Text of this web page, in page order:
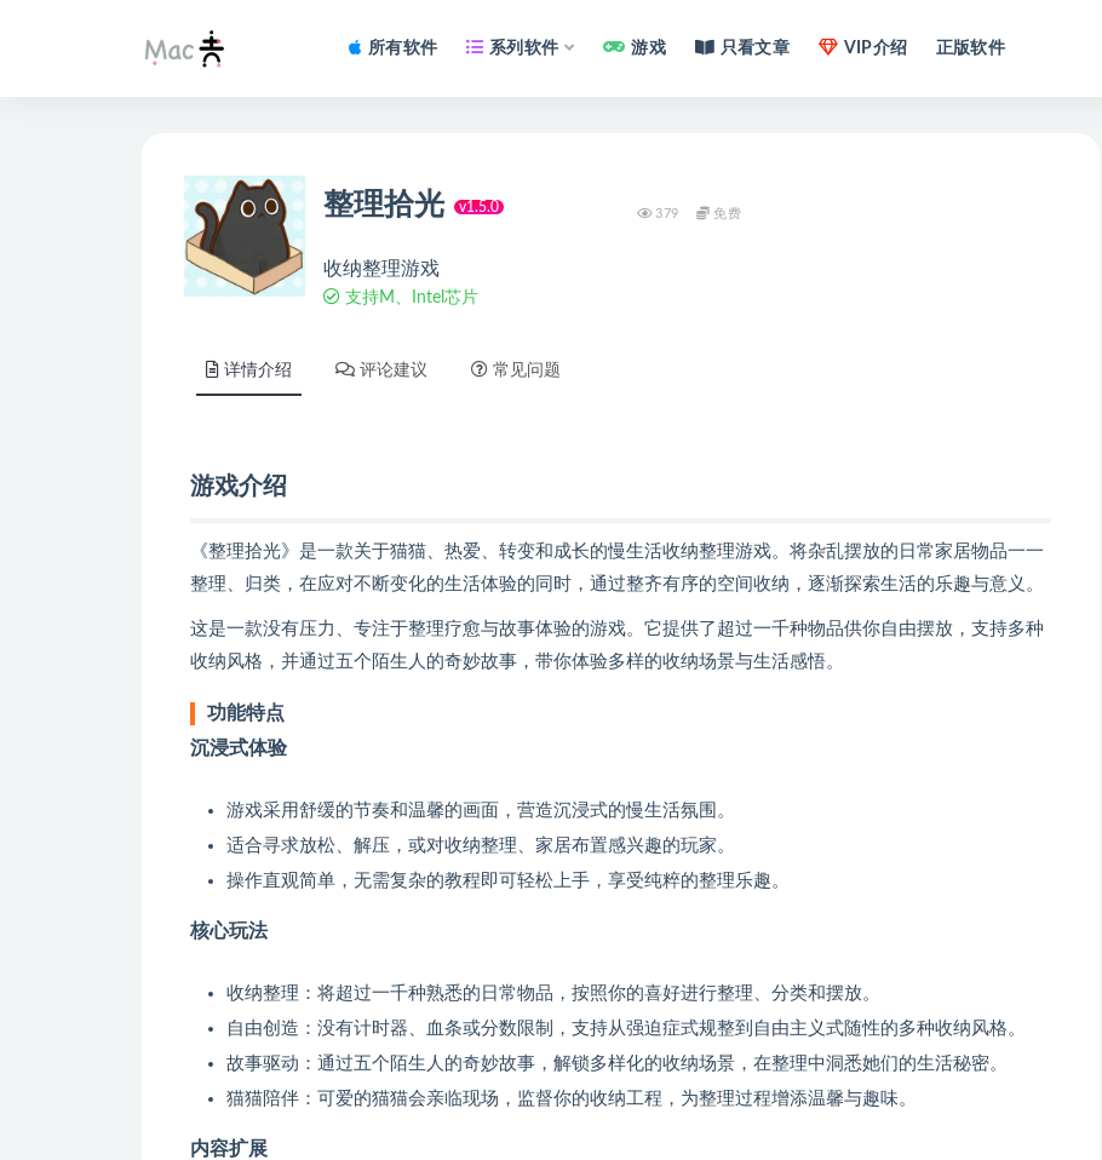
所有软件 系列软件 游戏 只看文章 VIP介绍 正版软件
整理拾光 v1.5.0
收纳整理游戏
支持M、Intel芯片
379 免费
详情介绍 评论建议 常见问题
游戏介绍
《整理拾光》是一款关于猫猫、热爱、转变和成长的慢生活收纳整理游戏。将杂乱摆放的日常家居物品一一
整理、归类，在应对不断变化的生活体验的同时，通过整齐有序的空间收纳，逐渐探索生活的乐趣与意义。
这是一款没有压力、专注于整理疗愈与故事体验的游戏。它提供了超过一千种物品供你自由摆放，支持多种
收纳风格，并通过五个陌生人的奇妙故事，带你体验多样的收纳场景与生活感悟。
功能特点
沉浸式体验
游戏采用舒缓的节奏和温馨的画面，营造沉浸式的慢生活氛围。
适合寻求放松、解压，或对收纳整理、家居布置感兴趣的玩家。
操作直观简单，无需复杂的教程即可轻松上手，享受纯粹的整理乐趣。
核心玩法
收纳整理：将超过一千种熟悉的日常物品，按照你的喜好进行整理、分类和摆放。
自由创造：没有计时器、血条或分数限制，支持从强迫症式规整到自由主义式随性的多种收纳风格。
故事驱动：通过五个陌生人的奇妙故事，解锁多样化的收纳场景，在整理中洞悉她们的生活秘密。
猫猫陪伴：可爱的猫猫会亲临现场，监督你的收纳工程，为整理过程增添温馨与趣味。
内容扩展